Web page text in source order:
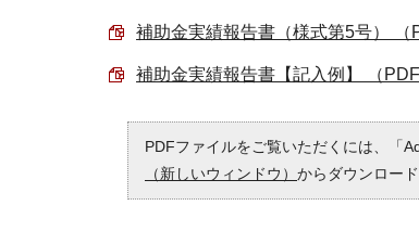
補助金実績報告書（様式第5号） （
補助金実績報告書【記入例】 （PDF
PDFファイルをご覧いただくには、「
（新しいウィンドウ） からダウンロー